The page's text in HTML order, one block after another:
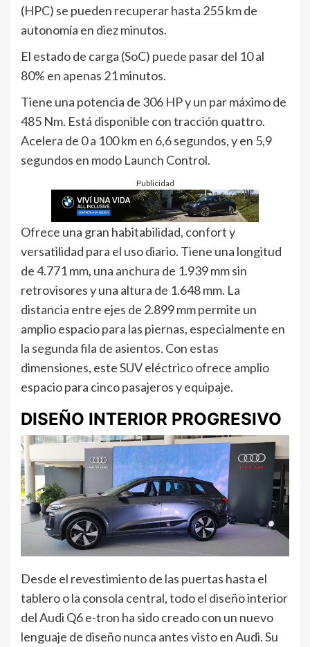
(HPC) se pueden recuperar hasta 255 km de
autonomía en diez minutos.
El estado de carga (SoC) puede pasar del 10 al
80% en apenas 21 minutos.
Tiene una potencia de 306 HP y un par máximo de
485 Nm. Está disponible con tracción quattro.
Acelera de 0 a 100 km en 6,6 segundos, y en 5,9
segundos en modo Launch Control.
Publicidad
Ofrece una gran habitabilidad, confort y
versatilidad para el uso diario. Tiene una longitud
de 4.771 mm, una anchura de 1.939 mm sin
retrovisores y una altura de 1.648 mm. La
distancia entre ejes de 2.899 mm permite un
amplio espacio para las piernas, especialmente en
la segunda fila de asientos. Con estas
dimensiones, este SUV eléctrico ofrece amplio
espacio para cinco pasajeros y equipaje.
DISEÑO INTERIOR PROGRESIVO
Desde el revestimiento de las puertas hasta el
tablero o la consola central, todo el diseño interior
del Audi Q6 e-tron ha sido creado con un nuevo
lenguaje de diseño nunca antes visto en Audi. Su